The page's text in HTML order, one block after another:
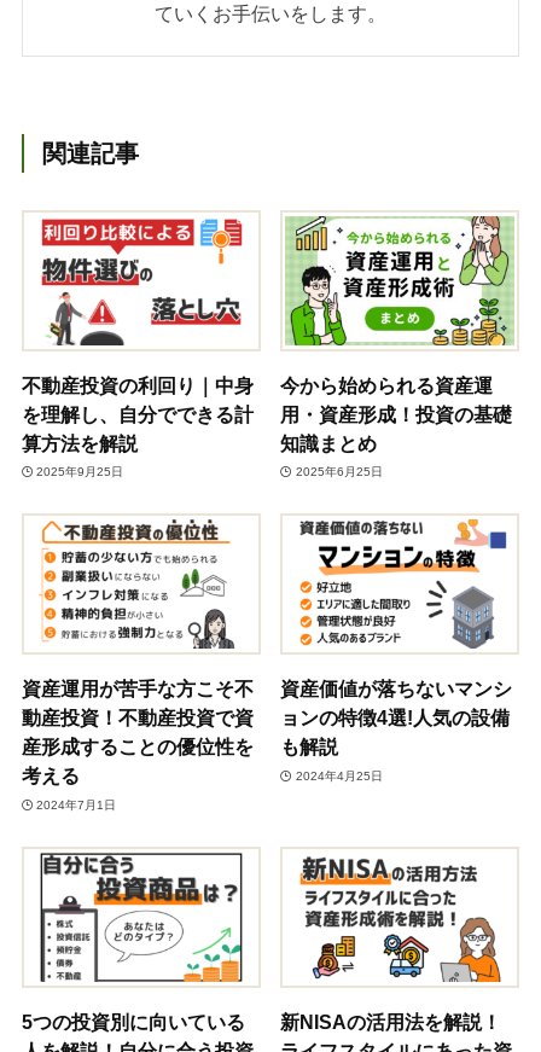
ていくお手伝いをします。
関連記事
不動産投資の利回り｜中身
を理解し、自分でできる計
算方法を解説
2025年9月25日
今から始められる資産運
用・資産形成！投資の基礎
知識まとめ
2025年6月25日
資産運用が苦手な方こそ不
動産投資！不動産投資で資
産形成することの優位性を
考える
2024年7月1日
資産価値が落ちないマンシ
ョンの特徴4選!人気の設備
も解説
2024年4月25日
5つの投資別に向いている
新NISAの活用法を解説！